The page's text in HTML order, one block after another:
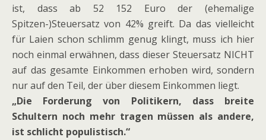
ist, dass ab 52 152 Euro der (ehemalige
Spitzen-)Steuersatz von 42% greift. Da das vielleicht
für Laien schon schlimm genug klingt, muss ich hier
noch einmal erwähnen, dass dieser Steuersatz NICHT
auf das gesamte Einkommen erhoben wird, sondern
nur auf den Teil, der über diesem Einkommen liegt.
„Die Forderung von Politikern, dass breite
Schultern noch mehr tragen müssen als andere,
ist schlicht populistisch.“